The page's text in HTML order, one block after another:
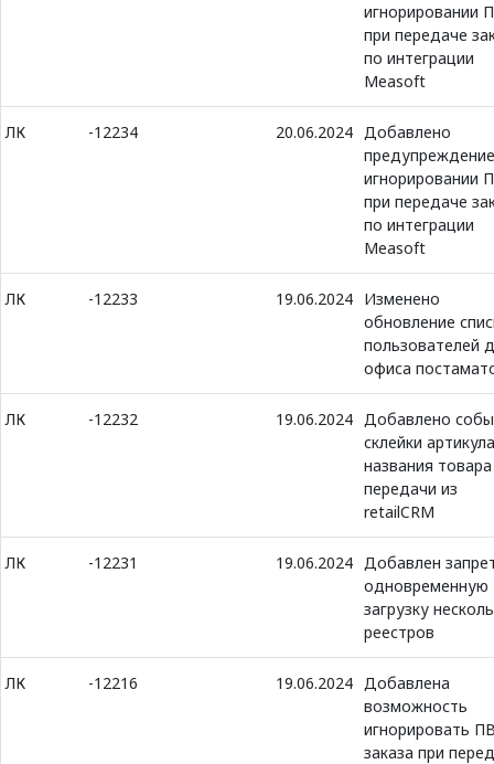
игнорировании
при передаче
по интеграции
Measoft
ЛК -12234 20.06.2024 Добавлено
игнорировании
при передаче
по интеграции
Measoft
ЛК -12233 19.06.2024 Изменено
обновление
пользователей
офиса
ЛК -12232 19.06.2024 Добавлено
склейки
названия
передачи из
retailCRM
ЛК -12231 19.06.2024 Добавлен
одновременную
загрузку
реестров
ЛК -12216 19.06.2024 Добавлена
возможность
игнорировать
заказа при